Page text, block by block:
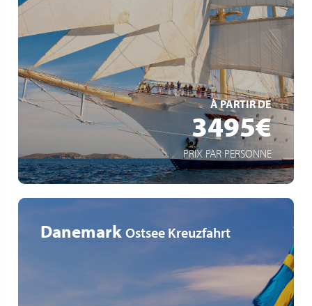
À PARTIR DE
3495€
PRIX PAR PERSONNE
Traumkulisse unter weißen Segeln
Privates Ambiente
Segelregatta vor St. Tropez
EN SAVOIR +
Danemark Ostsee Kreuzfahrt